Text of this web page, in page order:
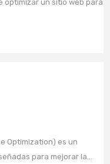
optimizar un sitio web para
Optimization) es un
para mejorar la…